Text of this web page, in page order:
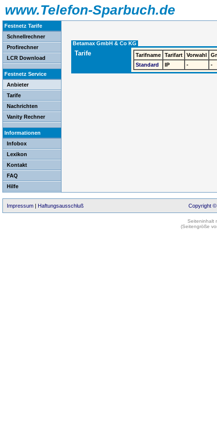
www.Telefon-Sparbuch.de
Festnetz Tarife
Schnellrechner
Profirechner
LCR Download
Festnetz Service
Anbieter
Tarife
Nachrichten
Vanity Rechner
Informationen
Infobox
Lexikon
Kontakt
FAQ
Hilfe
Betamax GmbH & Co KG
Tarife Tarifname Tarifart Vorwahl
Standard
IP - -
Impressum | Haftungsausschluß Copyright ©
Seiteninhalt
(Seitengröße